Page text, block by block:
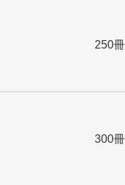
250冊
300冊